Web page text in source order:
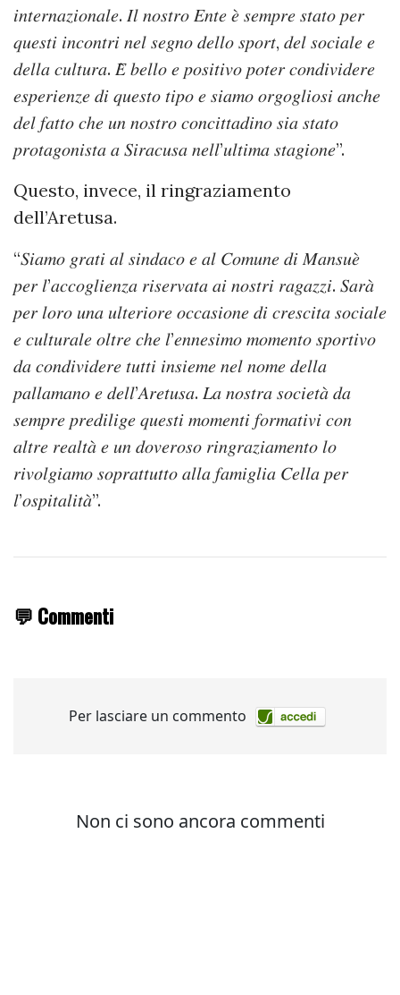
𝑖𝑛𝑡𝑒𝑟𝑛𝑎𝑧𝑖𝑜𝑛𝑎𝑙𝑒. 𝐼𝑙 𝑛𝑜𝑠𝑡𝑟𝑜 𝐸𝑛𝑡𝑒 𝑒̀ 𝑠𝑒𝑚𝑝𝑟𝑒 𝑠𝑡𝑎𝑡𝑜 𝑝𝑒𝑟
𝑞𝑢𝑒𝑠𝑡𝑖 𝑖𝑛𝑐𝑜𝑛𝑡𝑟𝑖 𝑛𝑒𝑙 𝑠𝑒𝑔𝑛𝑜 𝑑𝑒𝑙𝑙𝑜 𝑠𝑝𝑜𝑟𝑡, 𝑑𝑒𝑙 𝑠𝑜𝑐𝑖𝑎𝑙𝑒 𝑒
𝑑𝑒𝑙𝑙𝑎 𝑐𝑢𝑙𝑡𝑢𝑟𝑎. 𝐸̀ 𝑏𝑒𝑙𝑙𝑜 𝑒 𝑝𝑜𝑠𝑖𝑡𝑖𝑣𝑜 𝑝𝑜𝑡𝑒𝑟 𝑐𝑜𝑛𝑑𝑖𝑣𝑖𝑑𝑒𝑟𝑒
𝑒𝑠𝑝𝑒𝑟𝑖𝑒𝑛𝑧𝑒 𝑑𝑖 𝑞𝑢𝑒𝑠𝑡𝑜 𝑡𝑖𝑝𝑜 𝑒 𝑠𝑖𝑎𝑚𝑜 𝑜𝑟𝑔𝑜𝑔𝑙𝑖𝑜𝑠𝑖 𝑎𝑛𝑐ℎ𝑒
𝑑𝑒𝑙 𝑓𝑎𝑡𝑡𝑜 𝑐ℎ𝑒 𝑢𝑛 𝑛𝑜𝑠𝑡𝑟𝑜 𝑐𝑜𝑛𝑐𝑖𝑡𝑡𝑎𝑑𝑖𝑛𝑜 𝑠𝑖𝑎 𝑠𝑡𝑎𝑡𝑜
𝑝𝑟𝑜𝑡𝑎𝑔𝑜𝑛𝑖𝑠𝑡𝑎 𝑎 𝑆𝑖𝑟𝑎𝑐𝑢𝑠𝑎 𝑛𝑒𝑙𝑙’𝑢𝑙𝑡𝑖𝑚𝑎 𝑠𝑡𝑎𝑔𝑖𝑜𝑛𝑒”.
Questo, invece, il ringraziamento
dell’Aretusa.
“𝑆𝑖𝑎𝑚𝑜 𝑔𝑟𝑎𝑡𝑖 𝑎𝑙 𝑠𝑖𝑛𝑑𝑎𝑐𝑜 𝑒 𝑎𝑙 𝐶𝑜𝑚𝑢𝑛𝑒 𝑑𝑖 𝑀𝑎𝑛𝑠𝑢𝑒̀
𝑝𝑒𝑟 𝑙’𝑎𝑐𝑐𝑜𝑔𝑙𝑖𝑒𝑛𝑧𝑎 𝑟𝑖𝑠𝑒𝑟𝑣𝑎𝑡𝑎 𝑎𝑖 𝑛𝑜𝑠𝑡𝑟𝑖 𝑟𝑎𝑔𝑎𝑧𝑧𝑖. 𝑆𝑎𝑟𝑎̀
𝑝𝑒𝑟 𝑙𝑜𝑟𝑜 𝑢𝑛𝑎 𝑢𝑙𝑡𝑒𝑟𝑖𝑜𝑟𝑒 𝑜𝑐𝑐𝑎𝑠𝑖𝑜𝑛𝑒 𝑑𝑖 𝑐𝑟𝑒𝑠𝑐𝑖𝑡𝑎 𝑠𝑜𝑐𝑖𝑎𝑙𝑒
𝑒 𝑐𝑢𝑙𝑡𝑢𝑟𝑎𝑙𝑒 𝑜𝑙𝑡𝑟𝑒 𝑐ℎ𝑒 𝑙’𝑒𝑛𝑛𝑒𝑠𝑖𝑚𝑜 𝑚𝑜𝑚𝑒𝑛𝑡𝑜 𝑠𝑝𝑜𝑟𝑡𝑖𝑣𝑜
𝑑𝑎 𝑐𝑜𝑛𝑑𝑖𝑣𝑖𝑑𝑒𝑟𝑒 𝑡𝑢𝑡𝑡𝑖 𝑖𝑛𝑠𝑖𝑒𝑚𝑒 𝑛𝑒𝑙 𝑛𝑜𝑚𝑒 𝑑𝑒𝑙𝑙𝑎
𝑝𝑎𝑙𝑙𝑎𝑚𝑎𝑛𝑜 𝑒 𝑑𝑒𝑙𝑙’𝐴𝑟𝑒𝑡𝑢𝑠𝑎. 𝐿𝑎 𝑛𝑜𝑠𝑡𝑟𝑎 𝑠𝑜𝑐𝑖𝑒𝑡𝑎̀ 𝑑𝑎
𝑠𝑒𝑚𝑝𝑟𝑒 𝑝𝑟𝑒𝑑𝑖𝑙𝑖𝑔𝑒 𝑞𝑢𝑒𝑠𝑡𝑖 𝑚𝑜𝑚𝑒𝑛𝑡𝑖 𝑓𝑜𝑟𝑚𝑎𝑡𝑖𝑣𝑖 𝑐𝑜𝑛
𝑎𝑙𝑡𝑟𝑒 𝑟𝑒𝑎𝑙𝑡𝑎̀ 𝑒 𝑢𝑛 𝑑𝑜𝑣𝑒𝑟𝑜𝑠𝑜 𝑟𝑖𝑛𝑔𝑟𝑎𝑧𝑖𝑎𝑚𝑒𝑛𝑡𝑜 𝑙𝑜
𝑟𝑖𝑣𝑜𝑙𝑔𝑖𝑎𝑚𝑜 𝑠𝑜𝑝𝑟𝑎𝑡𝑡𝑢𝑡𝑡𝑜 𝑎𝑙𝑙𝑎 𝑓𝑎𝑚𝑖𝑔𝑙𝑖𝑎 𝐶𝑒𝑙𝑙𝑎 𝑝𝑒𝑟
𝑙’𝑜𝑠𝑝𝑖𝑡𝑎𝑙𝑖𝑡𝑎̀”.
💬 Commenti